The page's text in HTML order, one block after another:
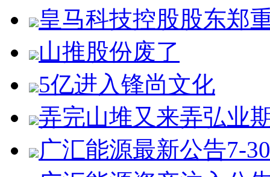
皇马科技控股股东郑
山推股份废了
5亿进入锋尚文化
弄完山堆又来弄弘业
广汇能源最新公告7-30